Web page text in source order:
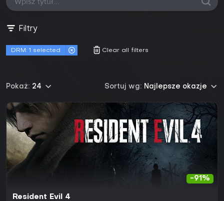
Filtry
DRM: 1 selected Clear all filters
Sortuj wg: Najlepsze okazje
Pokaż: 24
-91%
Resident Evil 4